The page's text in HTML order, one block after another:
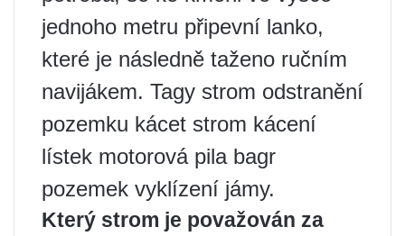
jednoho metru připevní lanko,
které je následně taženo ručním
navijákem. Tagy strom odstranění
pozemku kácet strom kácení
lístek motorová pila bagr
pozemek vyklízení jámy.
Který strom je považován za